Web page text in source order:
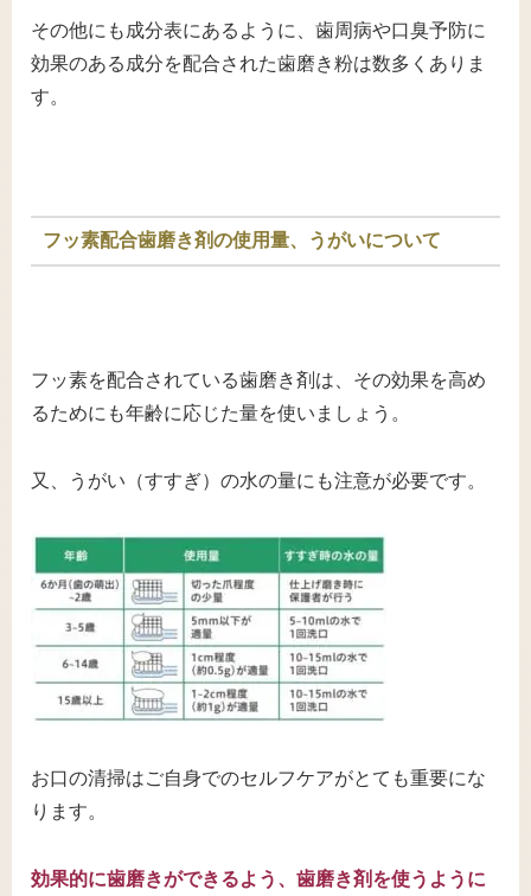
その他にも成分表にあるように、歯周病や口臭予防に
効果のある成分を配合された歯磨き粉は数多くありま
す。
フッ素配合歯磨き剤の使用量、うがいについて
フッ素を配合されている歯磨き剤は、その効果を高め
るためにも年齢に応じた量を使いましょう。
又、うがい（すすぎ）の水の量にも注意が必要です。
お口の清掃はご自身でのセルフケアがとても重要にな
ります。
効果的に歯磨きができるよう、歯磨き剤を使うように